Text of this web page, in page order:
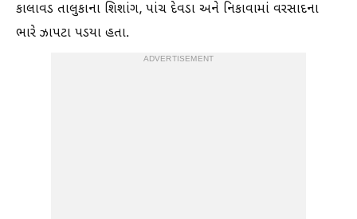
કાલાવડ તાલુકાના શિશાંગ, પાંચ દેવડા અને નિકાવામાં વરસાદના
ભારે ઝાપટા પડયા હતા.
ADVERTISEMENT